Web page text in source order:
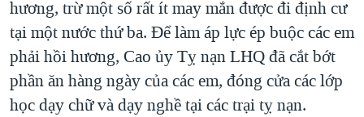
hương, trừ một số rất ít may mắn được đi định cư
tại một nước thứ ba. Để làm áp lực ép buộc các em
phải hồi hương, Cao ủy Tỵ nạn LHQ đã cắt bớt
phần ăn hàng ngày của các em, đóng cửa các lớp
học dạy chữ và dạy nghề tại các trại tỵ nạn.